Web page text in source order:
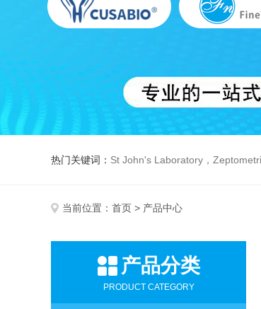
热门关键词： St John's Laboratory，Zeptometrix，Zyagen，
当前位置： 首页 > 产品中心
产品分类
PRODUCT CATEGORY